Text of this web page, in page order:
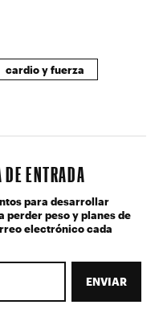
cardio y fuerza
ENTRADA
para desarrollar
perder peso y planes de
electrónico cada
ENVIAR